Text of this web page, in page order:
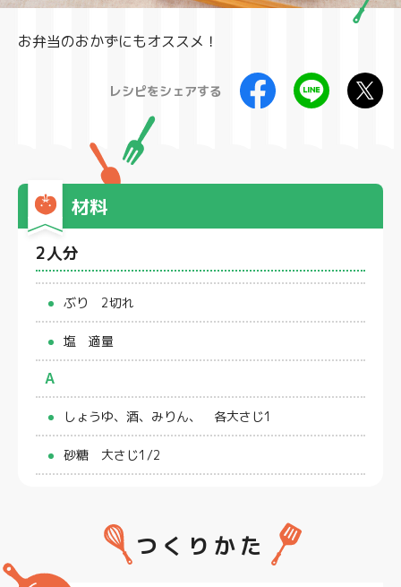
レシピをシェアする
お弁当のおかずにもオススメ！
材料
2人分
ぶり 2切れ
塩 適量
A
しょうゆ、酒、みりん、 各大さじ1
砂糖 大さじ1/2
つくりかた